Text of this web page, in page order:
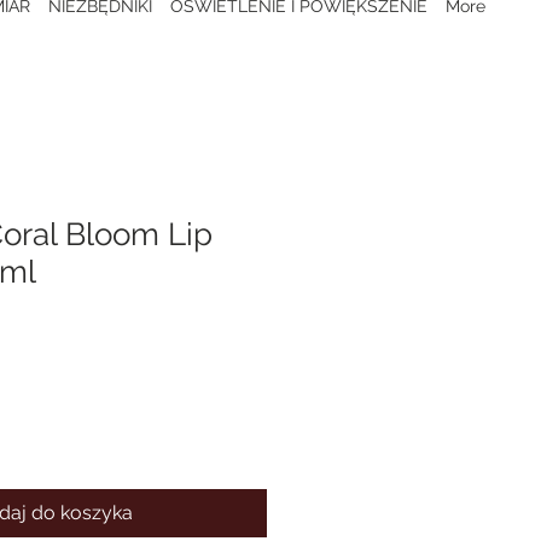
NIEZBĘDNIKI OŚWIETLENIE I POWIĘKSZENIE More
Bloom Lip
do koszyka